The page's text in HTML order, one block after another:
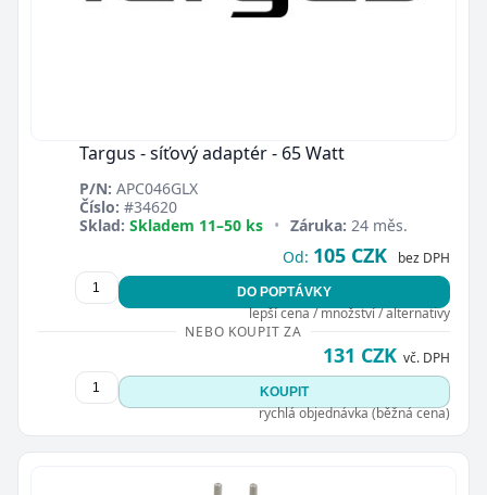
Targus - síťový adaptér - 65 Watt
P/N: APC046GLX
Číslo: #34620
Sklad: Skladem 11–50 ks • Záruka: 24 měs.
Od: 105 CZK bez DPH
DO POPTÁVKY
lepší cena / množství / alternativy
NEBO KOUPIT ZA
131 CZK vč. DPH
KOUPIT
rychlá objednávka (běžná cena)